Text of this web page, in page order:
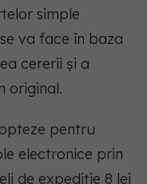
simple
va face în baza
cererii și a
original.
pentru
electronice prin
de expediţie 8 lei